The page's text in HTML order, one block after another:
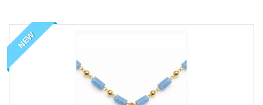
NEW